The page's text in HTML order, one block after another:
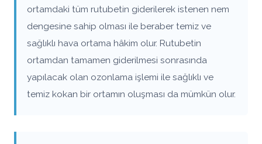
ortamdaki tüm rutubetin giderilerek istenen nem
dengesine sahip olması ile beraber temiz ve
sağlıklı hava ortama hâkim olur. Rutubetin
ortamdan tamamen giderilmesi sonrasında
yapılacak olan ozonlama işlemi ile sağlıklı ve
temiz kokan bir ortamın oluşması da mümkün olur.